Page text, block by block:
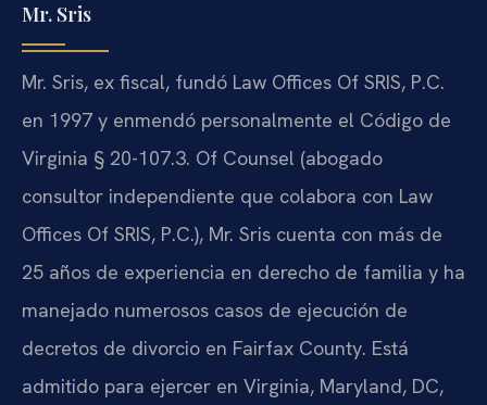
Mr. Sris
Mr. Sris, ex fiscal, fundó Law Offices Of SRIS, P.C.
en 1997 y enmendó personalmente el Código de
Virginia § 20-107.3. Of Counsel (abogado
consultor independiente que colabora con Law
Offices Of SRIS, P.C.), Mr. Sris cuenta con más de
25 años de experiencia en derecho de familia y ha
manejado numerosos casos de ejecución de
decretos de divorcio en Fairfax County. Está
admitido para ejercer en Virginia, Maryland, DC,